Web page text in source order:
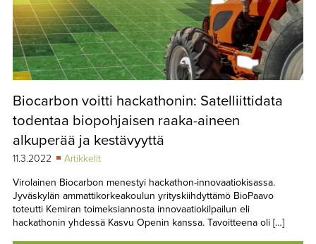
Biocarbon voitti hackathonin: Satelliittidata
todentaa biopohjaisen raaka-aineen
alkuperää ja kestävyyttä
11.3.2022
Artikkelit
Virolainen Biocarbon menestyi hackathon-innovaatiokisassa.
Jyväskylän ammattikorkeakoulun yrityskiihdyttämö BioPaavo
toteutti Kemiran toimeksiannosta innovaatiokilpailun eli
hackathonin yhdessä Kasvu Openin kanssa. Tavoitteena oli […]